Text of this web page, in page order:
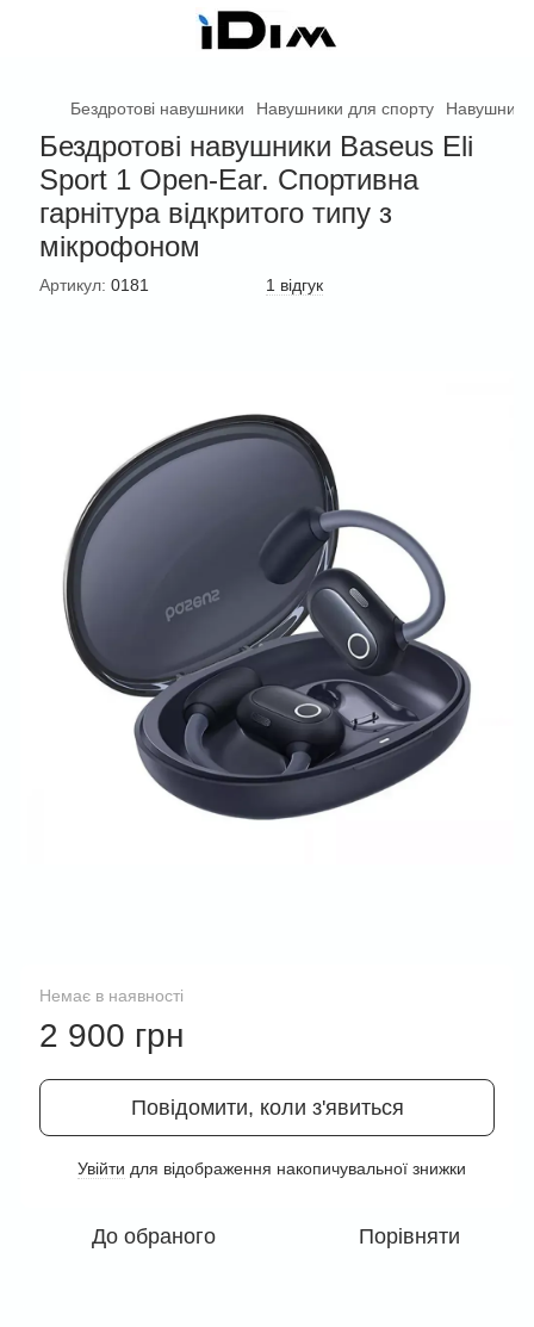
Бездротові навушники Навушники для спорту
Бездротові навушники Baseus Eli
Sport 1 Open-Ear. Спортивна
гарнітура відкритого типу з
мікрофоном
Артикул: 0181 1 відгук
Немає в наявності
2 900 грн
Повідомити, коли з'явиться
Увійти для відображення накопичувальної знижки
До обраного Порівняти